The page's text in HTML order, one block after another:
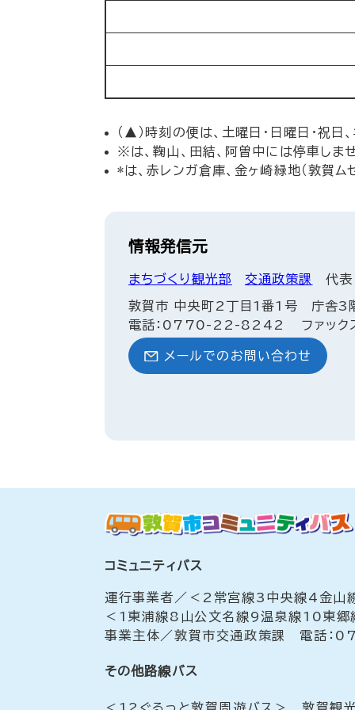
（▲）時刻の便は、土曜日・日曜日・祝
※は、鞠山、田結、阿曽中には停車しま
*は、赤レンガ倉庫、金ヶ崎緑地（敦賀ム
情報発信元
まちづくり観光部 交通政策課 代表
敦賀市 中央町2丁目1番1号 庁舎3
電話：0770-22-8242
ファッ
メールでのお問い合わせ
コミュニティバス
運行事業者／＜2常宮線3中央線4金
＜1東浦線8山公文名線9温泉線10
事業主体／敦賀市交通政策課 電話
その他路線バス
＜12ぐるっと敦賀周遊バス＞ 敦賀